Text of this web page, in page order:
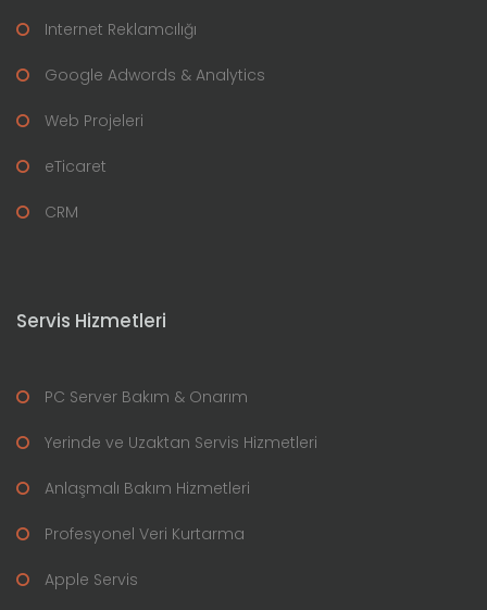
Internet Reklamcılığı
Google Adwords & Analytics
Web Projeleri
eTicaret
CRM
Servis Hizmetleri
PC Server Bakım & Onarım
Yerinde ve Uzaktan Servis Hizmetleri
Anlaşmalı Bakım Hizmetleri
Profesyonel Veri Kurtarma
Apple Servis